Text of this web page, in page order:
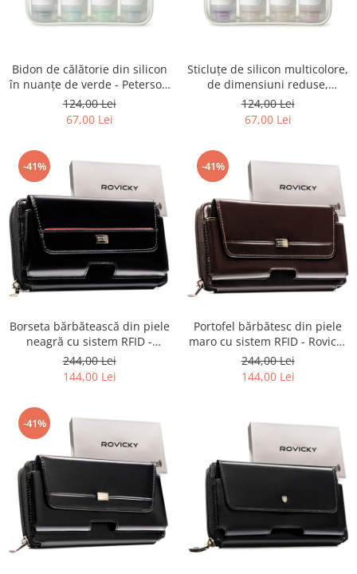
Bidon de călătorie din silicon
în nuanțe de verde - Peterson
PTR-SBP-90-SET4-0450 GRE
124,00 Lei
67,00 Lei
Sticluțe de silicon multicolore,
de dimensiuni reduse,
ambalate într-o geantă
cosmetică - Peterson PTR-SBP-
90-SET4-0443 BRO
124,00 Lei
67,00 Lei
-41%
Borseta bărbătească din piele
neagră cu sistem RFID -
Rovicky PTR-CPR-043-NBAR-
0329 BL
244,00 Lei
144,00 Lei
-41%
Portofel bărbătesc din piele
maro cu sistem RFID - Rovicky
PTR-CPR-043-NBAR-0312 BR
244,00 Lei
144,00 Lei
-41%